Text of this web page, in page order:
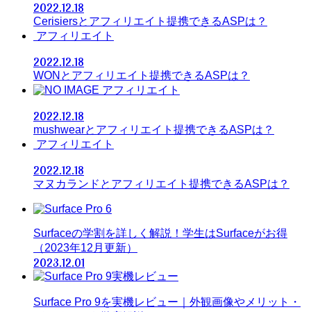
2022.12.18
Cerisiersとアフィリエイト提携できるASPは？
アフィリエイト
2022.12.18
WONとアフィリエイト提携できるASPは？
アフィリエイト
2022.12.18
mushwearとアフィリエイト提携できるASPは？
アフィリエイト
2022.12.18
マヌカランドとアフィリエイト提携できるASPは？
Surfaceの学割を詳しく解説！学生はSurfaceがお得
（2023年12月更新）
2023.12.01
Surface Pro 9を実機レビュー｜外観画像やメリット・